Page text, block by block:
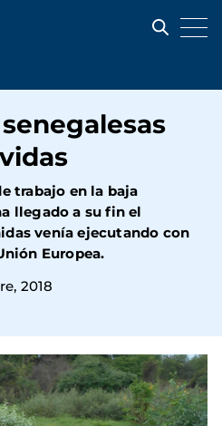
trabajo en la baja
llegado a su fin el
venía ejecutando con
Europea.
2018